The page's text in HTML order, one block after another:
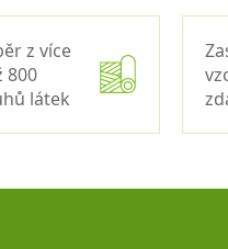
z více
800
látek